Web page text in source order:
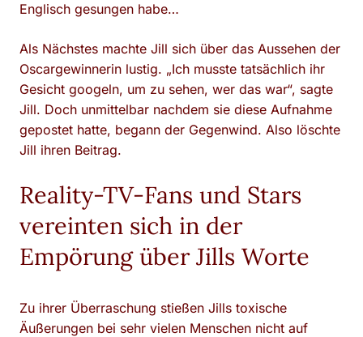
Englisch gesungen habe…
Als Nächstes machte Jill sich über das Aussehen der
Oscargewinnerin lustig. „Ich musste tatsächlich ihr
Gesicht googeln, um zu sehen, wer das war“, sagte
Jill. Doch unmittelbar nachdem sie diese Aufnahme
gepostet hatte, begann der Gegenwind. Also löschte
Jill ihren Beitrag.
Reality-TV-Fans und Stars
vereinten sich in der
Empörung über Jills Worte
Zu ihrer Überraschung stießen Jills toxische
Äußerungen bei sehr vielen Menschen nicht auf